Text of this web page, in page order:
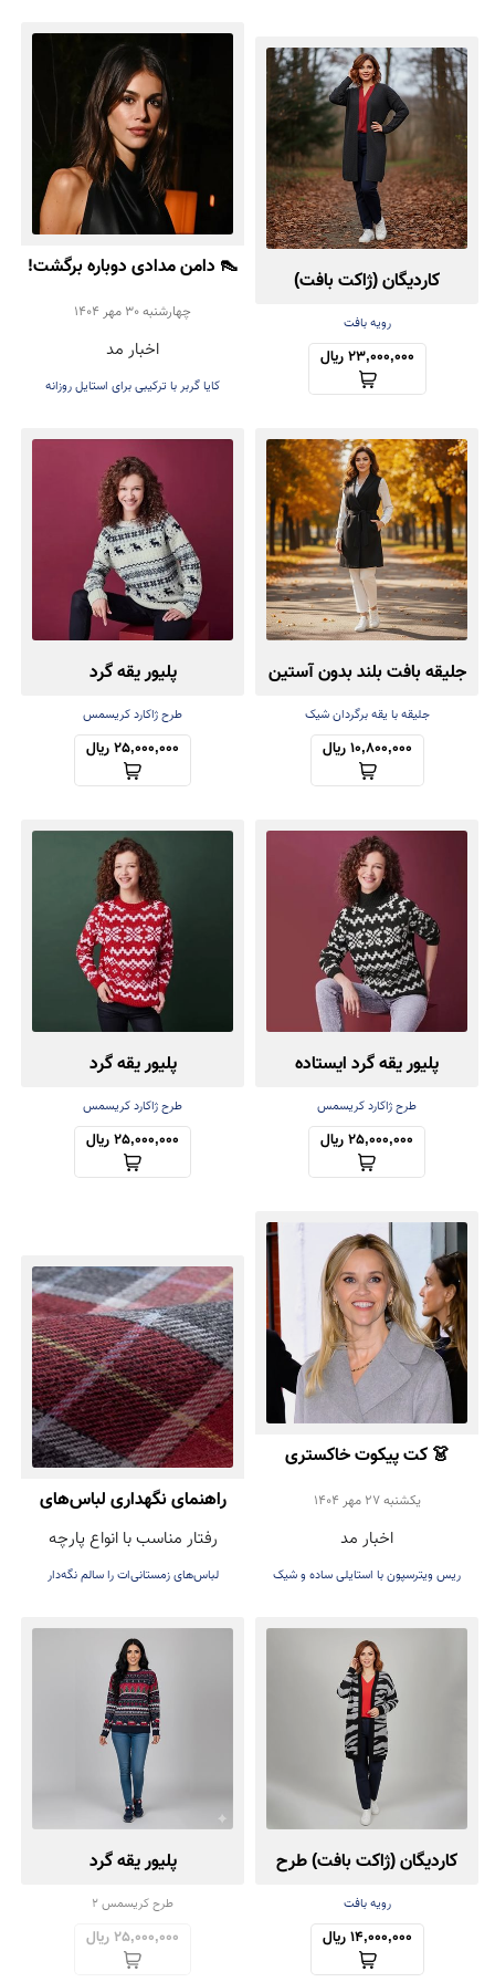
کاردیگان (ژاکت بافت)
کش‌باف پشمی
رویه بافت
23,000,000 ریال
👠 دامن مدادی دوباره برگشت!
تأیید رسمی Kaia Gerber
برای ترند پاییز ۲۰۲۵
چهارشنبه 30 مهر 1404
اخبار مد
کایا گربر با ترکیبی برای استایل روزانه
جلیقه بافت بلند بدون آستین
جلیقه با یقه برگردان شیک
10,800,000 ریال
پلیور یقه گرد
طرح ژاکارد کریسمس
25,000,000 ریال
پلیور یقه گرد ایستاده
طرح ژاکارد کریسمس
25,000,000 ریال
پلیور یقه گرد
طرح ژاکارد کریسمس
25,000,000 ریال
👗 کت پیکوت خاکستری
روشن؛ انتخاب شیک Reese
Witherspoon برای پاییز
۲۰۲۵
يكشنبه 27 مهر 1404
اخبار مد
ریس ویترسپون با استایلی ساده و شیک
راهنمای نگهداری لباس‌های
زمستانی (پشمی و بافتنی)
رفتار مناسب با انواع پارچه
لباس‌های زمستانی‌ات را سالم نگه‌دار
کاردیگان (ژاکت بافت) طرح
زبرا
رویه بافت
14,000,000 ریال
پلیور یقه گرد
طرح کریسمس 2
25,000,000 ریال